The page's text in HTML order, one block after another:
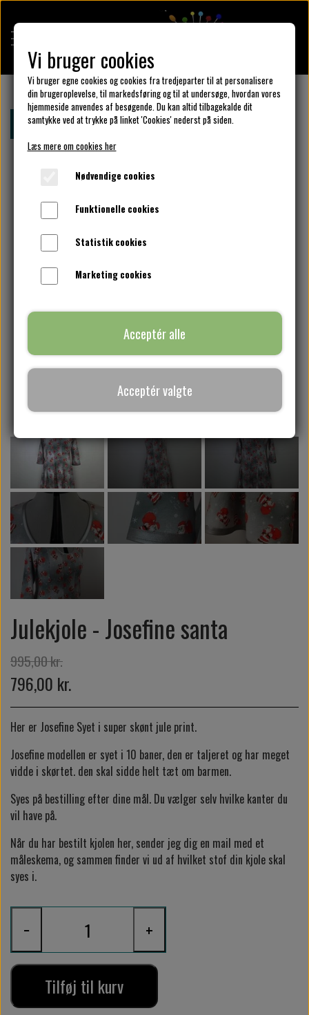
KULÖR DESIGN
DESIGN DIN KJOLE
UNIKA PAKKER
KLAR PARAT
SYKURSER
GAVEKORT
Forside Julekjole - Josefine santa
Julekjole - Josefine santa
995,00 kr.
796,00 kr.
Her er Josefine Syet i super skønt jule print.
Josefine modellen er syet i 10 baner, den er taljeret og har meget
vidde i skørtet. den skal sidde helt tæt om barmen.
Syes på bestilling efter dine mål. Du vælger selv hvilke kanter du
vil have på.
Når du har bestilt kjolen her, sender jeg dig en mail med et
måleskema, og sammen finder vi ud af hvilket stof din kjole skal
syes i.
− +
Tilføj til kurv
Vi bruger cookies
Vi bruger egne cookies og cookies fra tredjeparter til at personalisere
din brugeroplevelse, til markedsføring og til at undersøge, hvordan vores
hjemmeside anvendes af besøgende. Du kan altid tilbagekalde dit
samtykke ved at trykke på linket 'Cookies' nederst på siden.
Læs mere om cookies her
Nødvendige cookies
Funktionelle cookies
Statistik cookies
Marketing cookies
Acceptér alle
Acceptér valgte